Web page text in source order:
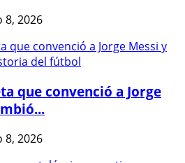
8, 2026
que convenció a Jorge
8, 2026